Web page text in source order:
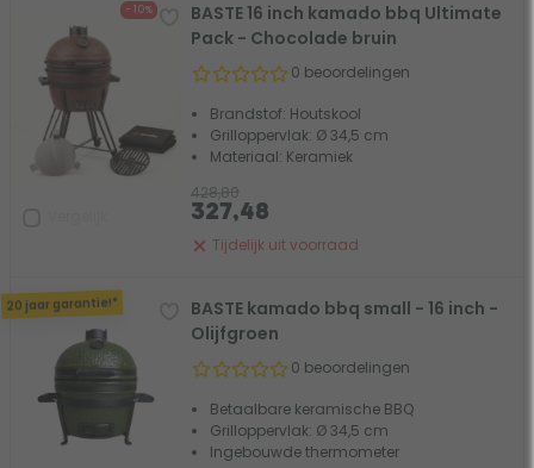
- 10%
BASTE 16 inch kamado bbq Ultimate
Pack - Chocolade bruin
0 beoordelingen
Brandstof: Houtskool
Grilloppervlak: Ø 34,5 cm
Materiaal: Keramiek
Tijdelijk uit voorraad
428,80
327,48
20 jaar garantie!*
BASTE kamado bbq small - 16 inch -
Olijfgroen
0 beoordelingen
Betaalbare keramische BBQ
Grilloppervlak: Ø 34,5 cm
Ingebouwde thermometer